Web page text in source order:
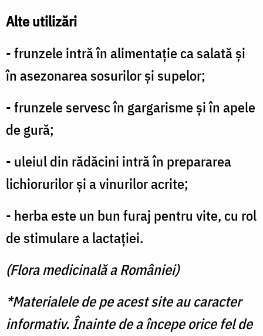
Alte utilizări
- frunzele intră în alimentaţie ca salată şi
în asezonarea sosurilor şi supelor;
- frunzele servesc în gargarisme şi în apele
de gură;
- uleiul din rădăcini intră în prepararea
lichiorurilor şi a vinurilor acrite;
- herba este un bun furaj pentru vite, cu rol
de stimulare a lactaţiei.
(Flora medicinală a României)
*Materialele de pe acest site au caracter
informativ. Înainte de a începe orice fel de